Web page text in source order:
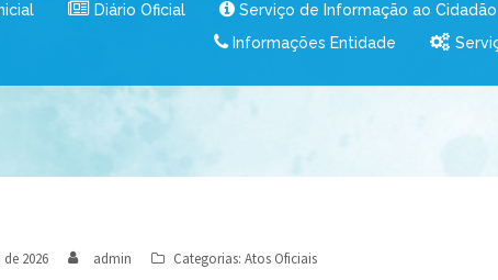
Diário Oficial Serviço de Informação ao Cidadão
Informações Entidade
2026 admin Categorias: Atos Oficiais